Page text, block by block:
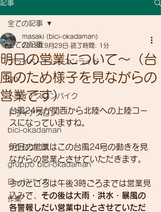
記事
全ての記事
プライベートレッスンライド
smr
トライアスロンバイク
トライアスロン
bici-okadaman
シクロクロス
gruppo bici-okadaman
ロードバイク
作業
全ての記事
明日の営業について～（台
風のため様子を見ながらの
営業です）
masaki (bici-okadaman)
2018年9月29日 読了時間: 1分
台風24号が関西から北陸への上陸コー
スになっていますね。
明日の営業はこの台風24号の動きを見
ながらの営業とさせていただきます。
今のところは午後3時ごろまでは営業見
込みで、 その後は大雨・洪水・暴風の
各警報しだい営業中止とさせていただ